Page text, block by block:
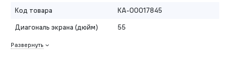
Код товара
КА-00017845
Диагональ экрана (дюйм)
55
Развернуть